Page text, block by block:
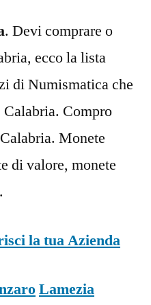
. Devi comprare o
ecco la lista
di Numismatica che
Compro
Monete
di valore, monete
la tua Azienda
Lamezia